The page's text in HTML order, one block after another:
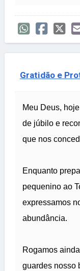
Gratidão e
Meu Deus,
de júbilo e
que nos
Enquanto
pequenino ao
expressamos
abundância.
Rogamos
guardes nosso